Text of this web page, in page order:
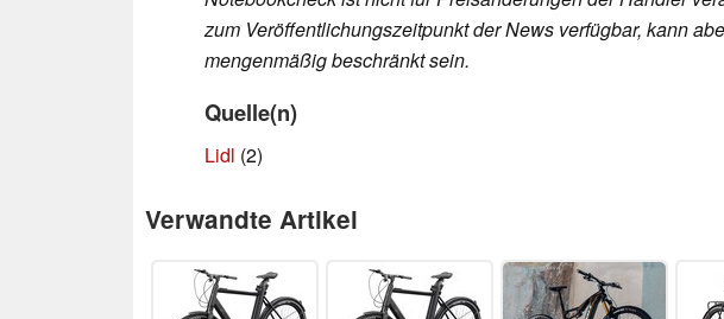
zum Veröffentlichungszeitpunkt der News verfügbar, kann
mengenmäßig beschränkt sein.
Quelle(n)
Lidl (2)
Verwandte Artikel